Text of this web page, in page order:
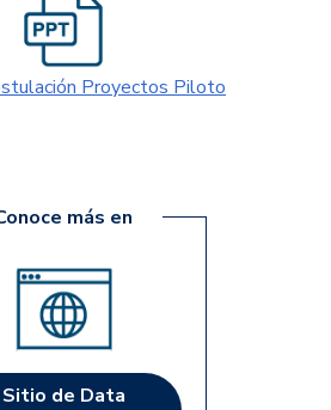
de las entidades deberán
mínimo con dos personas y hasta
Se sugiere cómo máximo siete
servicios de Big Data.
se permitirá el ingreso
de hastaocho (8) proyectos
ganadores accederán a un
Proyectos Piloto
más en
Sitio de Data